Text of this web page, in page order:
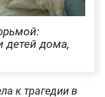
детей дома,
к трагедии в